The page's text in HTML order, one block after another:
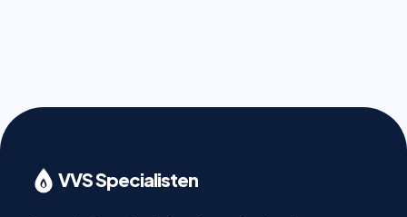
VVS Specialisten